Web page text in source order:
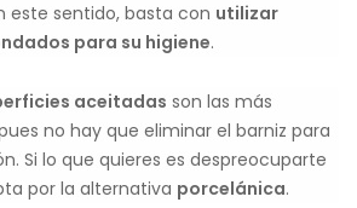
este sentido, basta con utilizar
para su higiene.
aceitadas son las más
no hay que eliminar el barniz para
Si lo que quieres es despreocuparte
por la alternativa porcelánica.